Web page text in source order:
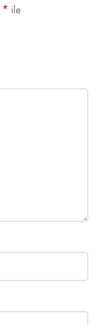
* ile